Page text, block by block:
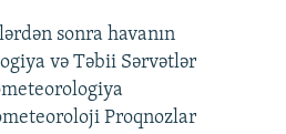
sonra havanın
və Təbii Sərvətlər
Proqnozlar